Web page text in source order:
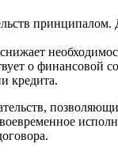
о финансовой
кредита.